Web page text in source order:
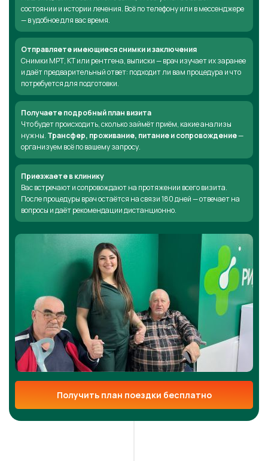
состоянии и истории лечения. Всё по телефону или в мессенджере
— в удобное для вас время.
Отправляете имеющиеся снимки и заключения
Снимки МРТ, КТ или рентгена, выписки — врач изучает их заранее
и даёт предварительный ответ: подходит ли вам процедура и что
потребуется для подготовки.
Получаете подробный план визита
Что будет происходить, сколько займёт приём, какие анализы
нужны. Трансфер, проживание, питание и сопровождение—
организуем всё по вашему запросу.
Приезжаете в клинику
Вас встречают и сопровождают на протяжении всего визита.
После процедуры врач остаётся на связи 180 дней — отвечает на
вопросы и даёт рекомендации дистанционно.
Получить план поездки бесплатно